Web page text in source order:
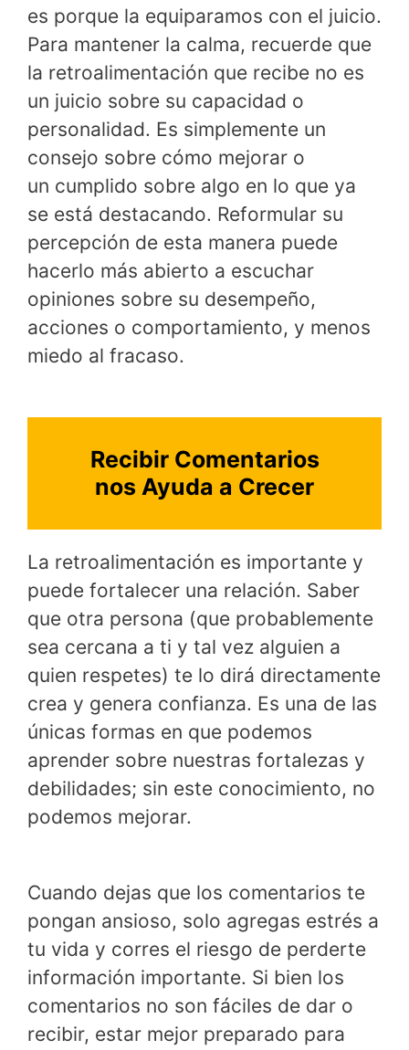
es porque la equiparamos con el juicio.
Para mantener la calma, recuerde que
la retroalimentación que recibe no es
un juicio sobre su capacidad o
personalidad. Es simplemente un
consejo sobre cómo mejorar o
un cumplido sobre algo en lo que ya
se está destacando. Reformular su
percepción de esta manera puede
hacerlo más abierto a escuchar
opiniones sobre su desempeño,
acciones o comportamiento, y menos
miedo al fracaso.
Recibir Comentarios
nos Ayuda a Crecer
La retroalimentación es importante y
puede fortalecer una relación. Saber
que otra persona (que probablemente
sea cercana a ti y tal vez alguien a
quien respetes) te lo dirá directamente
crea y genera confianza. Es una de las
únicas formas en que podemos
aprender sobre nuestras fortalezas y
debilidades; sin este conocimiento, no
podemos mejorar.
Cuando dejas que los comentarios te
pongan ansioso, solo agregas estrés a
tu vida y corres el riesgo de perderte
información importante. Si bien los
comentarios no son fáciles de dar o
recibir, estar mejor preparado para